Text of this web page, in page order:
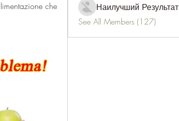
che
Наилучший Результат
See All Members (127)